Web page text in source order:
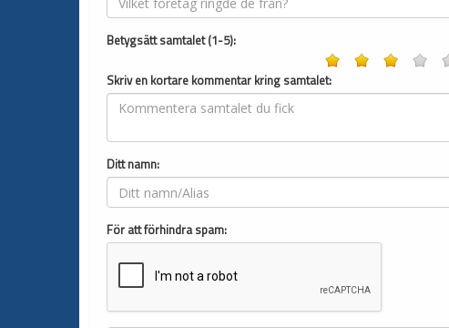
Betygsätt samtalet (1-5):
Skriv en kortare kommentar kring samtalet:
Ditt namn:
För att förhindra spam: